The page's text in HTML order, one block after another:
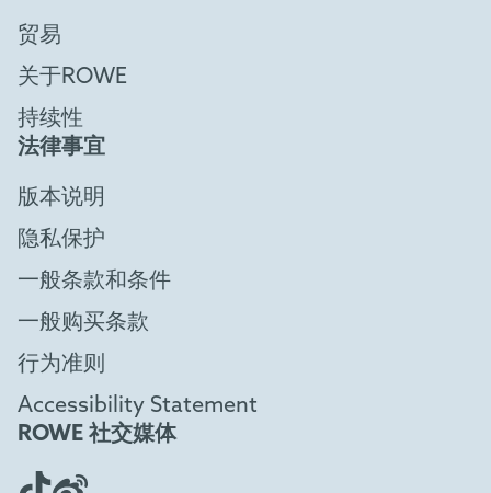
贸易
关于ROWE
持续性
法律事宜
版本说明
隐私保护
一般条款和条件
一般购买条款
行为准则
Accessibility Statement
ROWE 社交媒体